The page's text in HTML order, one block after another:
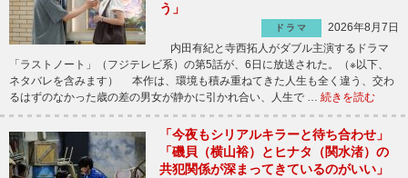
う」
ドラマ
2026年8月7日
内田有紀と寺西拓人がダブル主演するドラマ
「ラストノート」（フジテレビ系）の第5話が、6日に放送された。（※以下、
ネタバレを含みます） 本作は、環境も積み重ねてきた人生も全く違う、交わ
るはずのなかった歳の差の男女が静かに引かれ合い、人生で … 続きを読む
「今夜もシリアルキラーと待ち合わせ」
「磯貝（横山裕）とヒナタ（関水渚）の
共犯関係が深まってきているのがいい」